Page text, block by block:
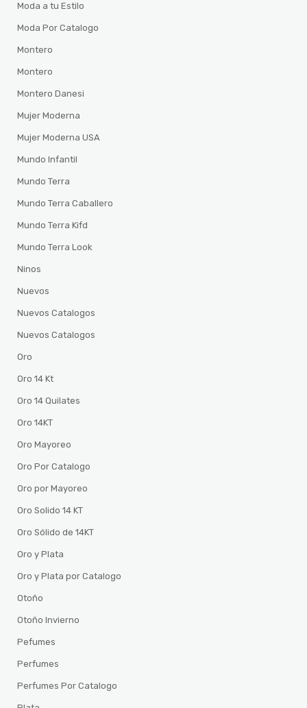
Moda a tu Estilo
Moda Por Catalogo
Montero
Montero
Montero Danesi
Mujer Moderna
Mujer Moderna USA
Mundo Infantil
Mundo Terra
Mundo Terra Caballero
Mundo Terra Kifd
Mundo Terra Look
Ninos
Nuevos
Nuevos Catalogos
Nuevos Catalogos
Oro
Oro 14 Kt
Oro 14 Quilates
Oro 14KT
Oro Mayoreo
Oro Por Catalogo
Oro por Mayoreo
Oro Solido 14 KT
Oro Sólido de 14KT
Oro y Plata
Oro y Plata por Catalogo
Otoño
Otoño Invierno
Pefumes
Perfumes
Perfumes Por Catalogo